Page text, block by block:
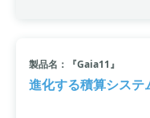
製品名：『Gaia11』
進化する積算システ